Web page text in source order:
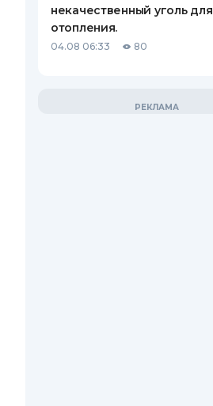
некачественный уголь для
отопления.
04.08 06:33 80